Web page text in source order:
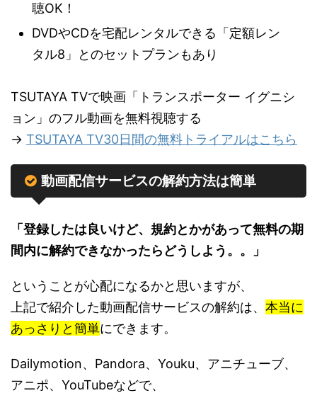
聴OK！
DVDやCDを宅配レンタルできる「定額レン
タル8」とのセットプランもあり
TSUTAYA TVで映画「トランスポーター イグニシ
ョン」のフル動画を無料視聴する
→ TSUTAYA TV30日間の無料トライアルはこちら
動画配信サービスの解約方法は簡単
「登録したは良いけど、規約とかがあって無料の期
間内に解約できなかったらどうしよう。。」
ということが心配になるかと思いますが、
上記で紹介した動画配信サービスの解約は、 本当に
あっさりと簡単にできます。
Dailymotion、Pandora、Youku、アニチューブ、
アニポ、YouTubeなどで、